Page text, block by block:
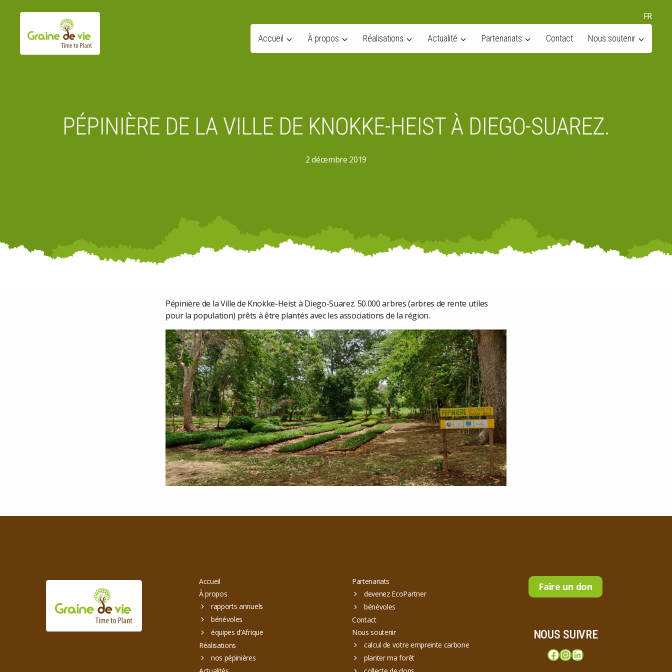
contenu
FR
Accueil À propos Réalisations Actualité Partenariats Contact Nous soutenir
PÉPINIÈRE DE LA VILLE DE KNOKKE-HEIST À DIEGO-SUAREZ.
2 décembre 2019
Pépinière de la Ville de Knokke-Heist à Diego-Suarez. 50.000 arbres (arbres de rente utiles
pour la population) prêts à être plantés avec les associations de la région.
Accueil
À propos
rapports annuels
bénévoles
équipes d’Afrique
Réalisations
nos pépinières
Partenariats
devenez EcoPartner
bénévoles
Contact
Nous soutenir
calcul de votre empreinte carbone
planter ma forêt
Faire un don
NOUS SUIVRE
Facebook
Instagram
LinkedIn